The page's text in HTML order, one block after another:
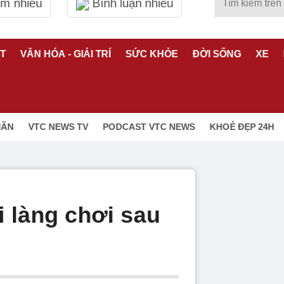
nhiều Bình luận nhiều
VĂN HÓA - GIẢI TRÍ SỨC KHỎE ĐỜI SỐNG XE
VTC NEWS TV PODCAST VTC NEWS KHOẺ ĐẸP 24H
làng chơi sau